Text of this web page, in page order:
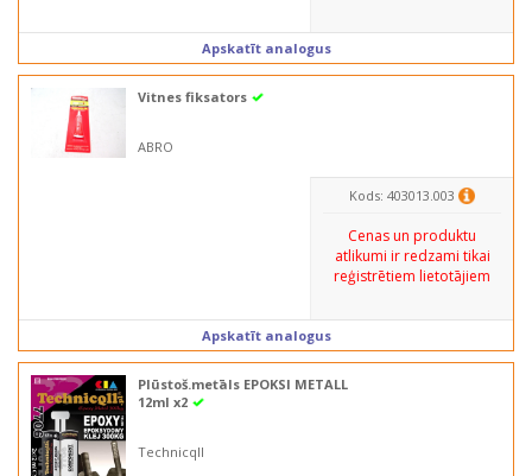
Apskatīt analogus
Vitnes fiksators
ABRO
Kods: 403013.003
Cenas un produktu
atlikumi ir redzami tikai
reģistrētiem lietotājiem
Apskatīt analogus
Plūstoš.metāls EPOKSI METALL
12ml x2
Technicqll